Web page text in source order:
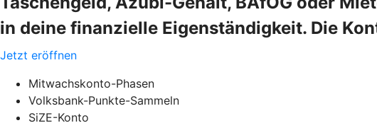
in deine finanzielle Eigenständigkeit. Die
Jetzt eröffnen
Mitwachskonto-Phasen
Volksbank-Punkte-Sammeln
SiZE-Konto